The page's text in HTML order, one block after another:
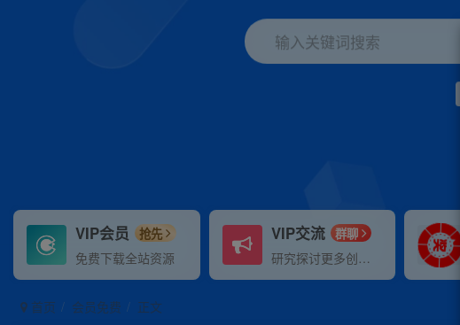
输入关键词搜索
VIP会员 抢先
免费下载全站资源
VIP交流 群聊
研究探讨更多创业项目路子。
首页 会员免费 正文